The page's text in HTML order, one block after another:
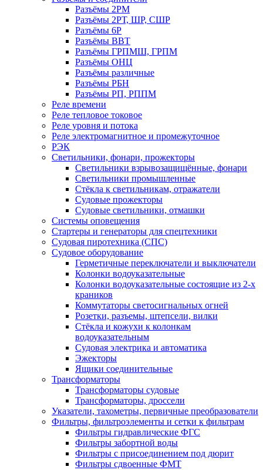
Разъёмы 2РМ
Разъёмы 2РТ, ШР, СШР
Разъёмы 6Р
Разъёмы ВВТ
Разъёмы ГРПМШ, ГРПМ
Разъёмы ОНЦ
Разъёмы различные
Разъёмы РБН
Разъёмы РП, РППМ
Реле времени
Реле тепловое токовое
Реле уровня и потока
Реле электромагнитное и промежуточное
РЭК
Светильники, фонари, прожекторы
Светильники взрывозащищённые, фонари
Светильники промышленные
Стёкла к светильникам, отражатели
Судовые прожекторы
Судовые светильники, отмашки
Системы оповещения
Стартеры и генераторы для спецтехники
Судовая пиротехника (СПС)
Судовое оборудование
Герметичные переключатели и выключатели
Колонки водоуказательные
Колонки водоуказательные состоящие из 2-х
краников
Коммутаторы светосигнальных огней
Розетки, разъемы, штепсели, вилки
Стёкла и кожухи к колонкам
водоуказательным
Судовая электрика и автоматика
Эжекторы
Ящики соединительные
Трансформаторы
Трансформаторы судовые
Трансформаторы, дроссели
Указатели, тахометры, первичные преобразователи
Фильтры, фильтроэлементы и сетки к фильтрам
Фильтры гидравлические ФГС
Фильтры забортной воды
Фильтры с присоединением под дюрит
Фильтры сдвоенные ФМТ